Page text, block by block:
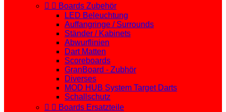
  Boards Zubehör
LED Beleuchtung
Auffangringe / Surrounds
Ständer / Kabinets
Abwurflinien
Dart Matten
Scoreboards
GranBoard - Zubhör
Diverses
MOD HUB System Target Darts
Schallschutz
  Boards Ersatzteile